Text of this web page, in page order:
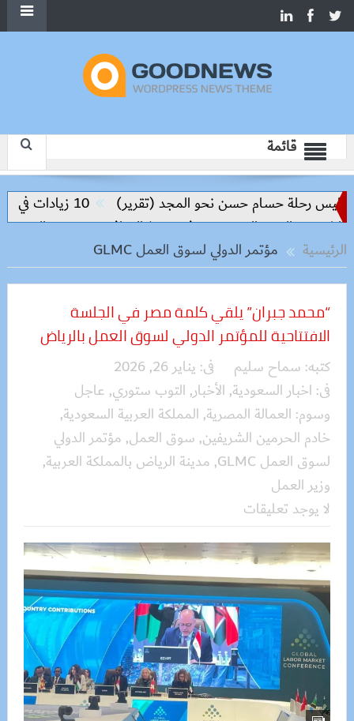
قائمة
رحلة حسام حسن نحو المجد (تقرير)
10 زيادات في 10 سنوات.. هل حان الوقت لرفع دعم البنزين نهائيا؟
والعبور الجديدة وتدفع تنفيذ المرافق
سعر الحديد
الرئيسية
مؤتمر الدولي لسوق العمل GLMC
“محمد جبران” يلقي كلمة مصر في الجلسة
الافتتاحية للمؤتمر الدولي لسوق العمل بالرياض
كتبه: سماح سليم فى: يناير 26, 2026
فى: اخبار السعودية, الأخبار, التوب ستوري, عاجل
وسوم: العمالة المصرية, المملكة العربية السعودية,
خادم الحرمين الشريفين, سوق العمل, مؤتمر الدولي
لسوق العمل GLMC
, مدينة الرياض بالمملكة العربية,
وزير العمل
لا يوجد تعليقات